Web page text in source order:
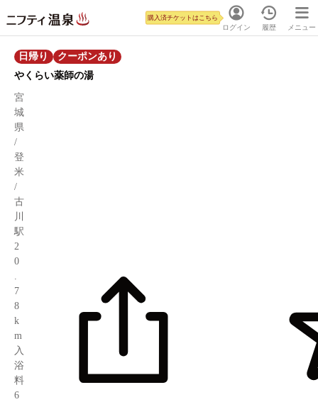
ログイン
購入済チケットはこちら
履歴 メニュー
日帰り
クーポンあり
やくらい薬師の湯
宮
城
県
/
登
米
/
古
川
駅
2
0
7
8
k
m
入
浴
料
6